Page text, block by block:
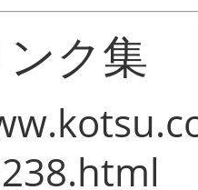
ク集